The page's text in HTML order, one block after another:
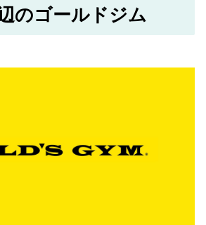
のゴールドジム